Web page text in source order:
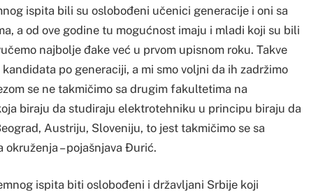
ispita bili su oslobođeni učenici generacije i oni sa
a od ove godine tu mogućnost imaju i mladi koji su bili
najbolje đake već u prvom upisnom roku. Takve
po generaciji, a mi smo voljni da ih zadržimo
se ne takmičimo sa drugim fakultetima na
biraju da studiraju elektrotehniku u principu biraju da
Austriju, Sloveniju, to jest takmičimo se sa
– pojašnjava Đurić.
ispita biti oslobođeni i državljani Srbije koji